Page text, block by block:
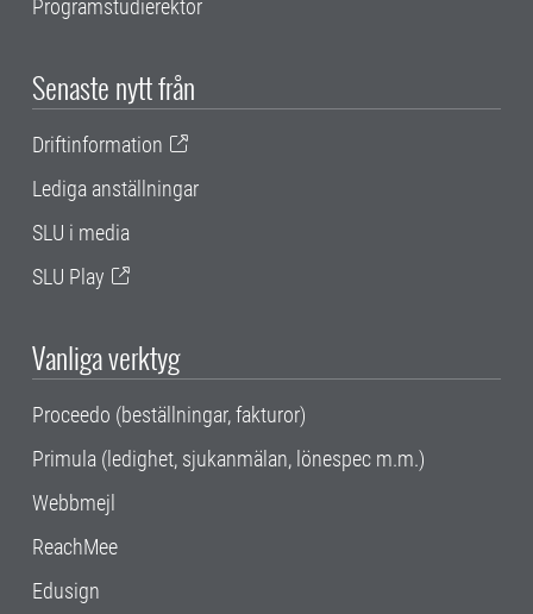
Programstudierektor
Senaste nytt från
Driftinformation
Lediga anställningar
SLU i media
SLU Play
Vanliga verktyg
Proceedo (beställningar, fakturor)
Primula (ledighet, sjukanmälan, lönespec m.m.)
Webbmejl
ReachMee
Edusign